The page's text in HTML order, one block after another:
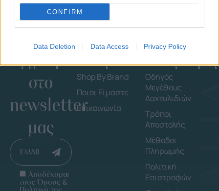
CONFIRM
Data Deletion Data Access Privacy Policy
Εγγράψου
στο
newsletter
μας
EMAIL
Αποδέχομαι
τους Όρους &
Εταιρεία
Shop By Brand
Ποιοι Είμαστε
Επικοινωνία
Οδηγός
Μεγέθους
Δαχτυλιδιών
Τρόποι
Αποστολής
Μέθοδοι
Πληρωμής
Πολιτική
Επιστροφών